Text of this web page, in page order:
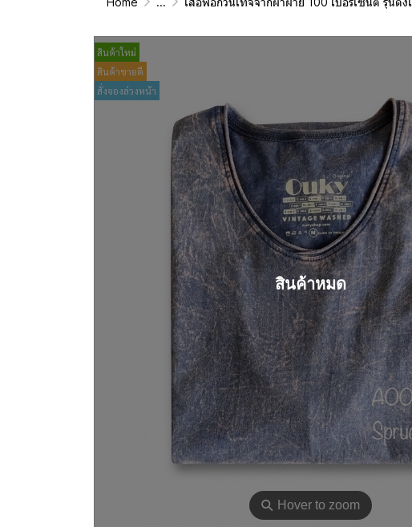
⚲ Hover to zoom
สินค้าใหม่
สินค้าขายดี
สั่งจองล่วงหน้า
สินค้าหมด